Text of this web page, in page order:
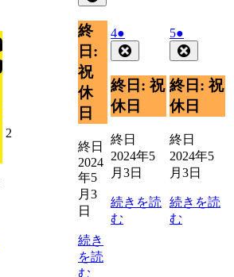
2
5
月
3
日
の
ン
ト)
終
日:
祝
休
日
終日
2024
年5
月3
日
続き
を読
む
42024
年
5
月
4
日
●
件
の
イ
ベ
ン
ト)
終日: 祝
休日
終日
2024年5
月3日
続きを読
む
52024
年
5
月
5
日
●
件
の
イ
ベ
ン
ト)
終日: 祝
休日
終日
2024年5
月3日
続きを読
む